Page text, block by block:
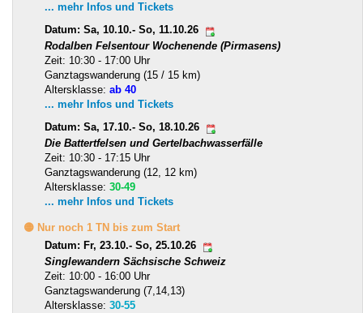
... mehr Infos und Tickets
Datum: Sa, 10.10.- So, 11.10.26
Rodalben Felsentour Wochenende (Pirmasens)
Zeit: 10:30 - 17:00 Uhr
Ganztagswanderung (15 / 15 km)
Altersklasse: ab 40
... mehr Infos und Tickets
Datum: Sa, 17.10.- So, 18.10.26
Die Battertfelsen und Gertelbachwasserfälle
Zeit: 10:30 - 17:15 Uhr
Ganztagswanderung (12, 12 km)
Altersklasse: 30-49
... mehr Infos und Tickets
🟡 Nur noch 1 TN bis zum Start
Datum: Fr, 23.10.- So, 25.10.26
Singlewandern Sächsische Schweiz
Zeit: 10:00 - 16:00 Uhr
Ganztagswanderung (7,14,13)
Altersklasse: 30-55